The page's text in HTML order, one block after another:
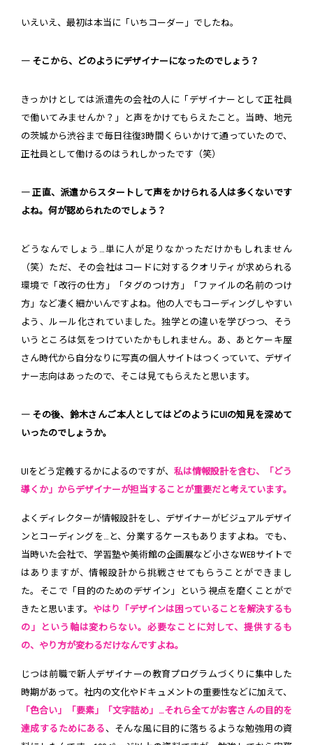
いえいえ、最初は本当に「いちコーダー」でしたね。
― そこから、どのようにデザイナーになったのでしょう？
きっかけとしては派遣先の会社の人に「デザイナーとして正社員
で働いてみませんか？」と声をかけてもらえたこと。当時、地元
の茨城から渋谷まで毎日往復3時間くらいかけて通っていたので、
正社員として働けるのはうれしかったです（笑）
― 正直、派遣からスタートして声をかけられる人は多くないです
よね。何が認められたのでしょう？
どうなんでしょう…単に人が足りなかっただけかもしれません
（笑）ただ、その会社はコードに対するクオリティが求められる
環境で「改行の仕方」「タグのつけ方」「ファイルの名前のつけ
方」など凄く細かいんですよね。他の人でもコーディングしやすい
よう、ルール化されていました。独学との違いを学びつつ、そう
いうところは気をつけていたかもしれません。あ、あとケーキ屋
さん時代から自分なりに写真の個人サイトはつくっていて、デザイ
ナー志向はあったので、そこは見てもらえたと思います。
― その後、鈴木さんご本人としてはどのようにUIの知見を深めて
いったのでしょうか。
UIをどう定義するかによるのですが、 私は情報設計を含む、「どう
導くか」からデザイナーが担当することが重要だと考えています。
よくディレクターが情報設計をし、デザイナーがビジュアルデザイ
ンとコーディングを…と、分業するケースもありますよね。でも、
当時いた会社で、学習塾や美術館の企画展など小さなWEBサイトで
はありますが、情報設計から挑戦させてもらうことができまし
た。そこで「目的のためのデザイン」という視点を磨くことがで
きたと思います。 やはり「デザインは困っていることを解決するも
の」という軸は変わらない。必要なことに対して、提供するも
の、やり方が変わるだけなんですよね。
じつは前職で新人デザイナーの教育プログラムづくりに集中した
時期があって。社内の文化やドキュメントの重要性などに加えて、
「色合い」「要素」「文字詰め」…それら全てがお客さんの目的を
達成するためにある 、そんな風に目的に落ちるような勉強用の資